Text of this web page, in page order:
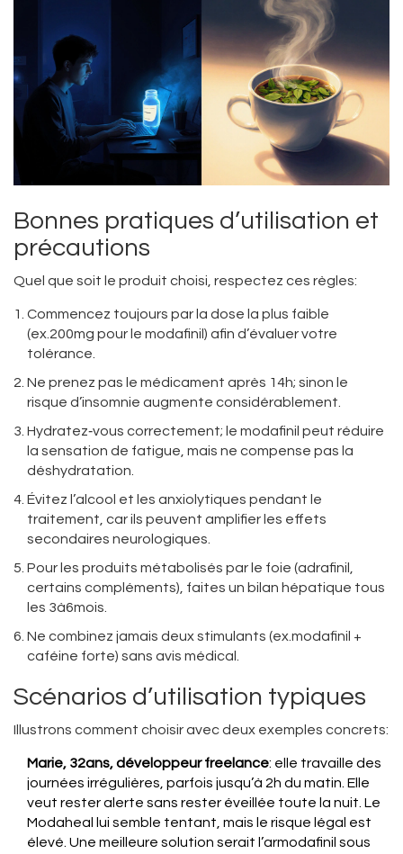
Bonnes pratiques d’utilisation et
précautions
Quel que soit le produit choisi, respectez ces règles:
Commencez toujours par la dose la plus faible
(ex.200mg pour le modafinil) afin d’évaluer votre
tolérance.
Ne prenez pas le médicament après 14h; sinon le
risque d’insomnie augmente considérablement.
Hydratez‑vous correctement; le modafinil peut réduire
la sensation de fatigue, mais ne compense pas la
déshydratation.
Évitez l’alcool et les anxiolytiques pendant le
traitement, car ils peuvent amplifier les effets
secondaires neurologiques.
Pour les produits métabolisés par le foie (adrafinil,
certains compléments), faites un bilan hépatique tous
les 3à6mois.
Ne combinez jamais deux stimulants (ex.modafinil +
caféine forte) sans avis médical.
Scénarios d’utilisation typiques
Illustrons comment choisir avec deux exemples concrets:
Marie, 32ans, développeur freelance: elle travaille des
journées irrégulières, parfois jusqu’à 2h du matin. Elle
veut rester alerte sans rester éveillée toute la nuit. Le
Modaheal
lui semble tentant, mais le risque légal est
élevé. Une meilleure solution serait l’armodafinil sous